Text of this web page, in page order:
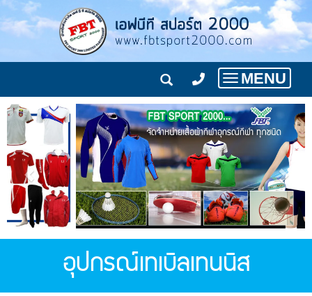
Toggle
navigation
MENU
อุปกรณ์เทเบิลเทนนิส